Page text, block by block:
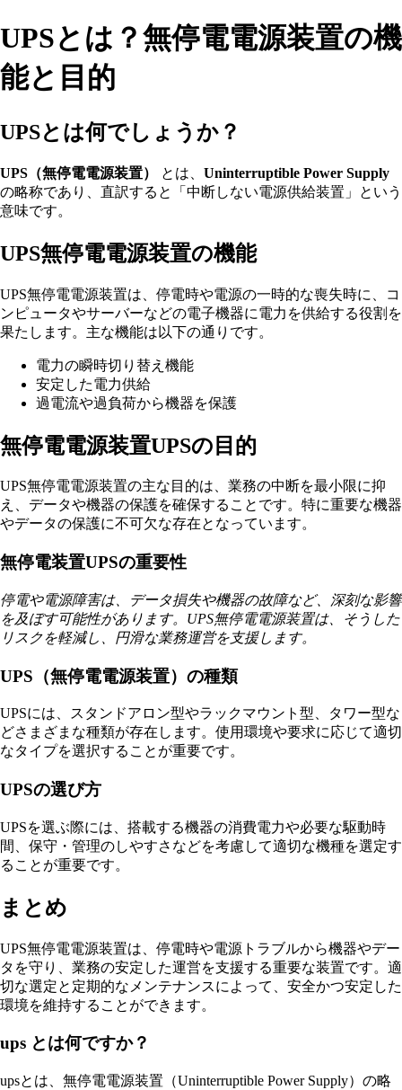
UPSとは？無停電電源装置の機
能と目的
UPSとは何でしょうか？
UPS（無停電電源装置） とは、 Uninterruptible Power Supply
の略称であり、直訳すると「中断しない電源供給装置」という
意味です。
UPS無停電電源装置の機能
UPS無停電電源装置は、停電時や電源の一時的な喪失時に、コ
ンピュータやサーバーなどの電子機器に電力を供給する役割を
果たします。主な機能は以下の通りです。
電力の瞬時切り替え機能
安定した電力供給
過電流や過負荷から機器を保護
無停電電源装置UPSの目的
UPS無停電電源装置の主な目的は、業務の中断を最小限に抑
え、データや機器の保護を確保することです。特に重要な機器
やデータの保護に不可欠な存在となっています。
無停電装置UPSの重要性
停電や電源障害は、データ損失や機器の故障など、深刻な影響
を及ぼす可能性があります。UPS無停電電源装置は、そうした
リスクを軽減し、円滑な業務運営を支援します。
UPS（無停電電源装置）の種類
UPSには、スタンドアロン型やラックマウント型、タワー型な
どさまざまな種類が存在します。使用環境や要求に応じて適切
なタイプを選択することが重要です。
UPSの選び方
UPSを選ぶ際には、搭載する機器の消費電力や必要な駆動時
間、保守・管理のしやすさなどを考慮して適切な機種を選定す
ることが重要です。
まとめ
UPS無停電電源装置は、停電時や電源トラブルから機器やデー
タを守り、業務の安定した運営を支援する重要な装置です。適
切な選定と定期的なメンテナンスによって、安全かつ安定した
環境を維持することができます。
ups とは何ですか？
upsとは、無停電電源装置（Uninterruptible Power Supply）の略